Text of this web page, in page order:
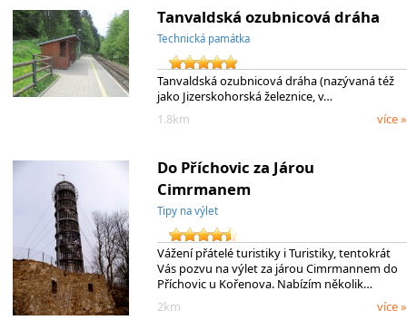
Tanvaldská ozubnicová dráha
Technická památka
Tanvaldská ozubnicová dráha (nazývaná též
jako Jizerskohorská železnice, v…
1.8km
více »
Do Příchovic za Járou
Cimrmanem
Tipy na výlet
Vážení přátelé turistiky i Turistiky, tentokrát
Vás pozvu na výlet za járou Cimrmannem do
Příchovic u Kořenova. Nabízím několik…
2km
více »